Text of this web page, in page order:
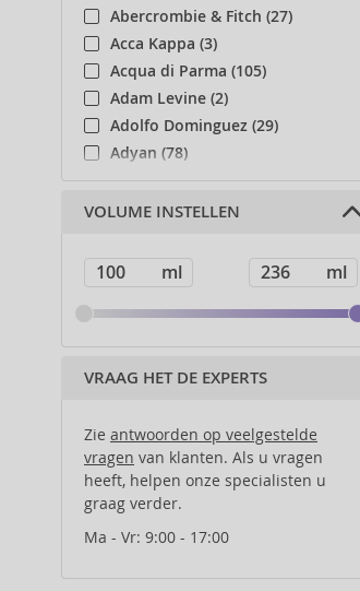
Abercrombie & Fitch (27)
Acca Kappa (3)
Acqua di Parma (105)
Adam Levine (2)
Adolfo Dominguez (29)
Adyan (78)
Affinage (1)
Afnan (83)
Ahava (49)
Aigner (41)
Ajmal (87)
Al Haramain (178)
Al Wataniah (79)
Alcina (156)
Alexander McQueen (2)
Alexandre.J (31)
Alfaparf Milano (175)
Alfred Sung (7)
VOLUME INSTELLEN
VRAAG HET DE EXPERTS
Zie antwoorden op veelgestelde
vragen van klanten. Als u vragen
heeft, helpen onze specialisten u
graag verder.
Ma - Vr: 9:00 - 17:00